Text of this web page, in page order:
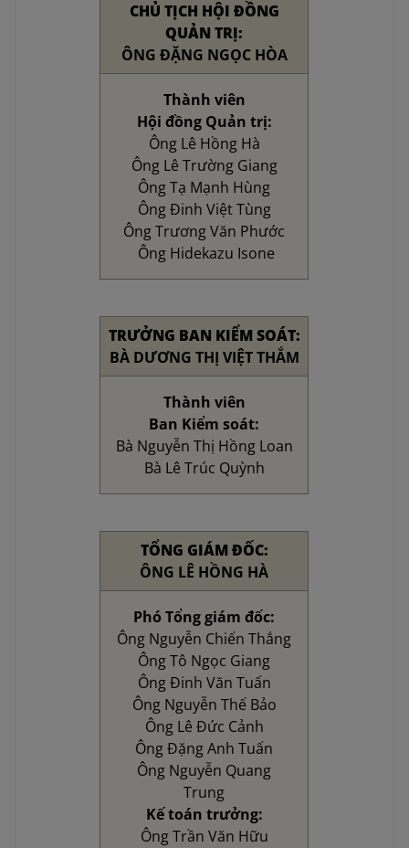
CHỦ TỊCH HỘI ĐỒNG
QUẢN TRỊ:
ÔNG ĐẶNG NGỌC HÒA
Thành viên
Hội đồng Quản trị:
Ông Lê Hồng Hà
Ông Lê Trường Giang
Ông Tạ Mạnh Hùng
Ông Đinh Việt Tùng
Ông Trương Văn Phước
Ông Hidekazu Isone
TRƯỞNG BAN KIỂM SOÁT:
BÀ DƯƠNG THỊ VIỆT THẮM
Thành viên
Ban Kiểm soát:
Bà Nguyễn Thị Hồng Loan
Bà Lê Trúc Quỳnh
TỔNG GIÁM ĐỐC:
ÔNG LÊ HỒNG HÀ
Phó Tổng giám đốc:
Ông Nguyễn Chiến Thắng
Ông Tô Ngọc Giang
Ông Đinh Văn Tuấn
Ông Nguyễn Thế Bảo
Ông Lê Đức Cảnh
Ông Đặng Anh Tuấn
Ông Nguyễn Quang
Trung
Kế toán trưởng:
Ông Trần Văn Hữu